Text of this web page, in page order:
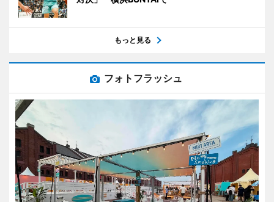
もっと見る
フォトフラッシュ